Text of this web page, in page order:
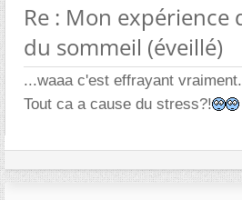
Re : Mon expérience
du sommeil (éveillé)
...waaa c'est effrayant
Tout ca a cause du stress?!